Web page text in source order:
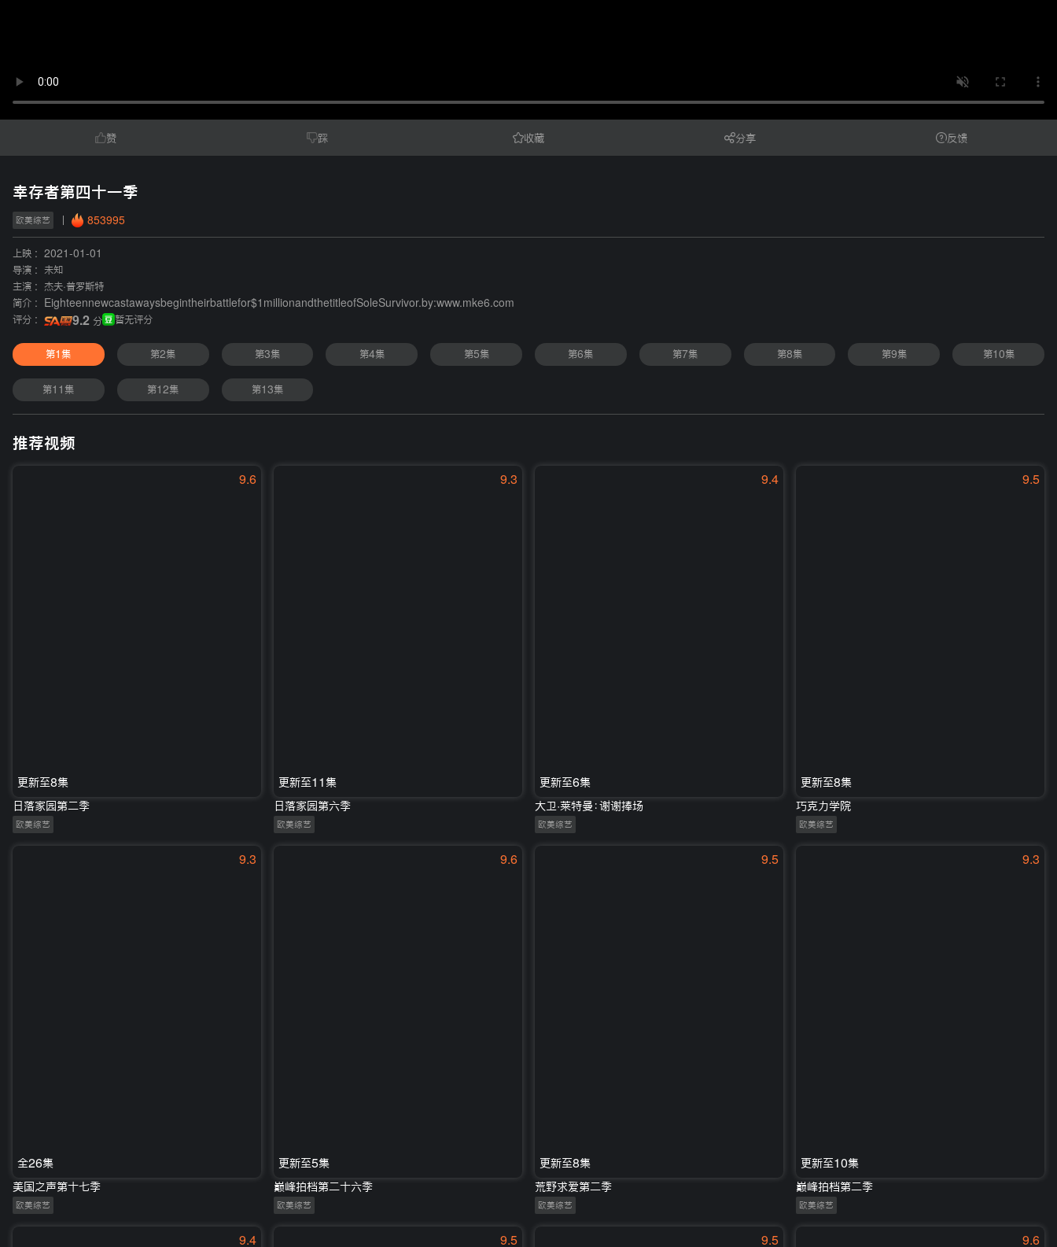
赞 踩 收藏 分享 反馈
幸存者第四十一季
欧美综艺 853995
上映 :
2021-01-01
导演 :
未知
主演 :
杰夫·普罗斯特
简介 :
Eighteennewcastawaysbegintheirbattlefor$1millionandthetitleofSoleSurvivor.by:www.mke6.com
评分 :
9.2 分 暂无评分
第1集 第2集 第3集 第4集 第5集 第6集 第7集 第8集 第9集 第10集
第11集 第12集 第13集
推荐视频
9.6
更新至8集
日落家园第二季
欧美综艺
9.3
更新至11集
日落家园第六季
欧美综艺
9.4
更新至6集
大卫·莱特曼：谢谢捧场
欧美综艺
9.5
更新至8集
巧克力学院
欧美综艺
9.3
全26集
美国之声第十七季
欧美综艺
9.6
更新至5集
巅峰拍档第二十六季
欧美综艺
9.5
更新至8集
荒野求爱第二季
欧美综艺
9.3
更新至10集
巅峰拍档第二季
欧美综艺
9.4 9.5 9.5 9.6